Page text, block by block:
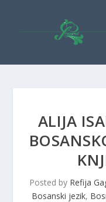
ALIJA
Posted by Refija
Bosanski jezik,